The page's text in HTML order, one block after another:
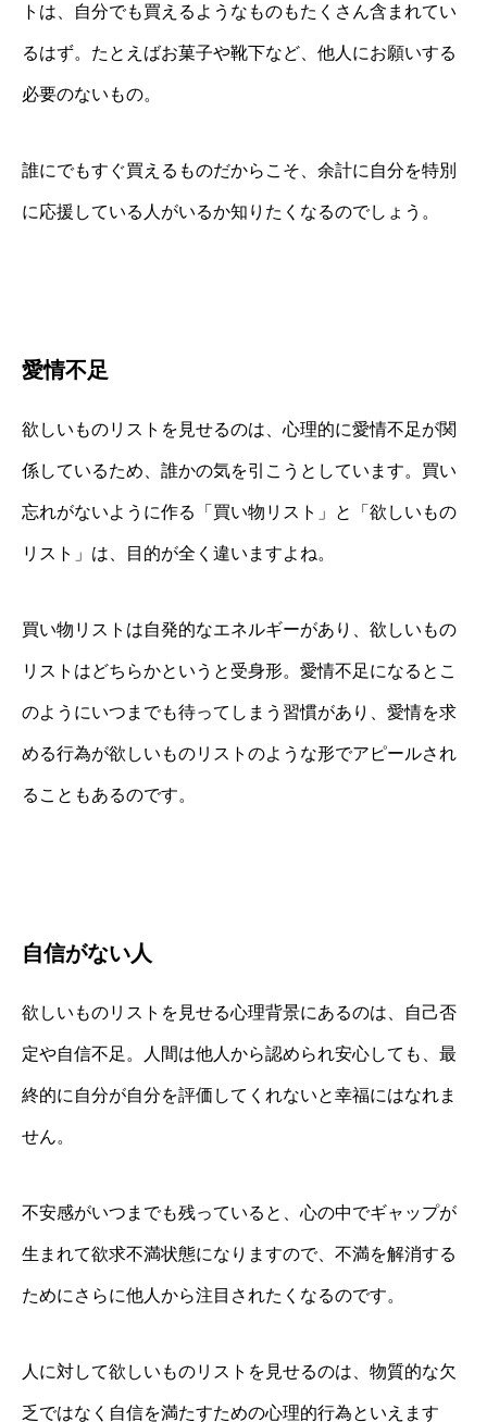
トは、自分でも買えるようなものもたくさん含まれてい
るはず。たとえばお菓子や靴下など、他人にお願いする
必要のないもの。
誰にでもすぐ買えるものだからこそ、余計に自分を特別
に応援している人がいるか知りたくなるのでしょう。
愛情不足
欲しいものリストを見せるのは、心理的に愛情不足が関
係しているため、誰かの気を引こうとしています。買い
忘れがないように作る「買い物リスト」と「欲しいもの
リスト」は、目的が全く違いますよね。
買い物リストは自発的なエネルギーがあり、欲しいもの
リストはどちらかというと受身形。愛情不足になるとこ
のようにいつまでも待ってしまう習慣があり、愛情を求
める行為が欲しいものリストのような形でアピールされ
ることもあるのです。
自信がない人
欲しいものリストを見せる心理背景にあるのは、自己否
定や自信不足。人間は他人から認められ安心しても、最
終的に自分が自分を評価してくれないと幸福にはなれま
せん。
不安感がいつまでも残っていると、心の中でギャップが
生まれて欲求不満状態になりますので、不満を解消する
ためにさらに他人から注目されたくなるのです。
人に対して欲しいものリストを見せるのは、物質的な欠
乏ではなく自信を満たすための心理的行為といえます